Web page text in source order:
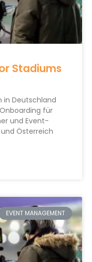
Stadiums
in Deutschland
für
und Event-
Österreich
EVENT MANAGEMENT